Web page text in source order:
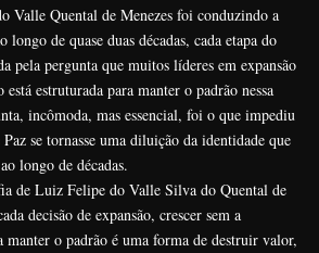
Valle Quental de Menezes foi conduzindo a
longo de quase duas décadas, cada etapa do
pela pergunta que muitos líderes em expansão
estruturada para manter o padrão nessa
incômoda, mas essencial, foi o que impediu
Paz se tornasse uma diluição da identidade que
longo de décadas.
de Luiz Felipe do Valle Silva do Quental de
decisão de expansão, crescer sem a
manter o padrão é uma forma de destruir valor,